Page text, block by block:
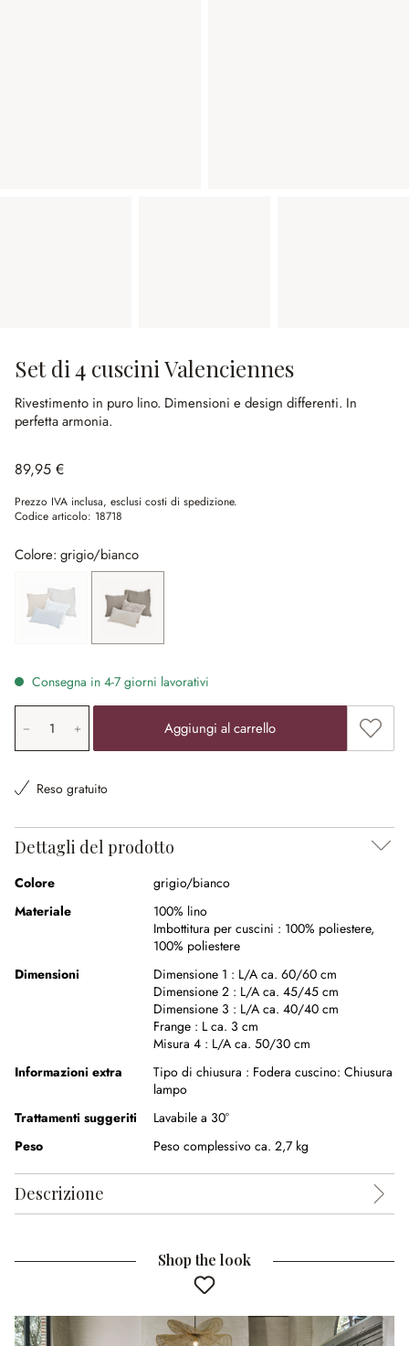
Set di 4 cuscini Valenciennes
Rivestimento in puro lino. Dimensioni e design differenti. In
perfetta armonia.
89,95 €
Prezzo IVA inclusa, esclusi costi di spedizione.
Codice articolo: 18718
Colore: grigio/bianco
blu(Quest'opzione non è al momento disponibile.)
grigio/bianco
Consegna in 4-7 giorni lavorativi
Quantità prodotto: inserisci il valore desiderato o
Aggiungi al carrello
Reso gratuito
Dettagli del prodotto
Colore
grigio/bianco
Materiale
100% lino
Imbottitura per cuscini : 100% poliestere,
100% poliestere
Dimensioni
Dimensione 1 : L/A ca. 60/60 cm
Dimensione 2 : L/A ca. 45/45 cm
Dimensione 3 : L/A ca. 40/40 cm
Frange : L ca. 3 cm
Misura 4 : L/A ca. 50/30 cm
Informazioni extra
Tipo di chiusura : Fodera cuscino: Chiusura
lampo
Trattamenti suggeriti
Lavabile a 30°
Peso
Peso complessivo ca. 2,7 kg
Descrizione
Shop the look